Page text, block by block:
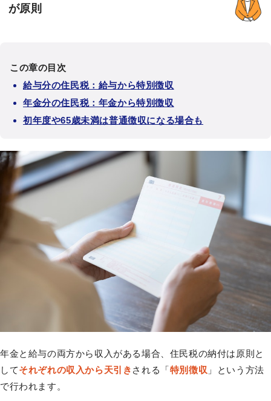
が原則
この章の目次
給与分の住民税：給与から特別徴収
年金分の住民税：年金から特別徴収
初年度や65歳未満は普通徴収になる場合も
年金と給与の両方から収入がある場合、住民税の納付は原則と
してそれぞれの収入から天引き される「特別徴収 」という方法
で行われます。